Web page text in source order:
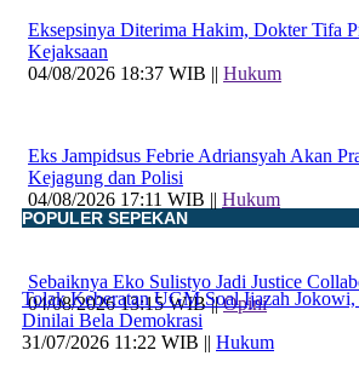
Eksepsinya Diterima Hakim, Dokter Tifa
Kejaksaan
04/08/2026 18:37 WIB || Hukum
Eks Jampidsus Febrie Adriansyah Akan
Kejagung dan Polisi
04/08/2026 17:11 WIB || Hukum
Sebaiknya Eko Sulistyo Jadi Justice
04/08/2026 13:15 WIB ||Opini
POPULER SEPEKAN
Tolak Keberatan UGM Soal Ijazah
Dinilai Bela Demokrasi
31/07/2026 11:22 WIB || Hukum